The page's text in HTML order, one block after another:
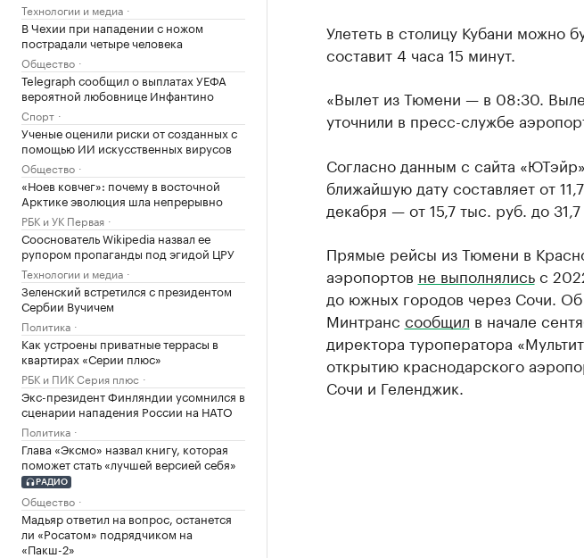
Технологии и медиа
В Чехии при нападении с ножом
пострадали четыре человека
Общество
Telegraph сообщил о выплатах УЕФА
вероятной любовнице Инфантино
Спорт
Ученые оценили риски от созданных с
помощью ИИ искусственных вирусов
Общество
«Ноев ковчег»: почему в восточной
Арктике эволюция шла непрерывно
РБК и УК Первая
Сооснователь Wikipedia назвал ее
рупором пропаганды под эгидой ЦРУ
Технологии и медиа
Зеленский встретился с президентом
Сербии Вучичем
Политика
Как устроены приватные террасы в
квартирах «Серии плюс»
РБК и ПИК Серия плюс
Экс-президент Финляндии усомнился в
сценарии нападения России на НАТО
Политика
Глава «Эксмо» назвал книгу, которая
поможет стать «лучшей версией себя»
РАДИО
Общество
Мадьяр ответил на вопрос, останется
ли «Росатом» подрядчиком на
«Пакш-2»
Улететь в столицу Кубани можно
составит 4 часа 15 минут.
«Вылет из Тюмени — в 08:30.
уточнили в пресс-службе
Согласно данным с сайта
ближайшую дату составляет от
декабря — от 15,7 тыс. руб. до
Прямые рейсы из Тюмени в
аэропортов не выполнялисьс
до южных городов через Сочи.
Минтранс сообщил в начале
директора туроператора
открытию краснодарского
Сочи и Геленджик.